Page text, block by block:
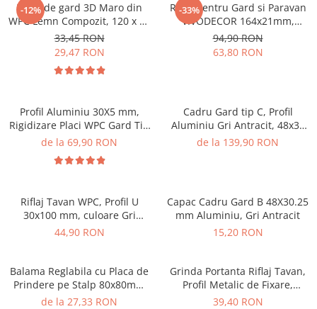
-12%
Placă de gard 3D Maro din
WPC Lemn Compozit, 120 x 20
mm,1 ml
33,45 RON
29,47 RON
-33%
Riflaj pentru Gard si Paravan
VIVODECOR 164x21mm,
Lungime 2 m, Riflaj cu Fata
Dubla Gri Antracit din WPC
Lemn Compozit .
94,90 RON
63,80 RON
Profil Aluminiu 30X5 mm,
Rigidizare Placi WPC Gard Tip
L, Lungime 1,46 m
de la 69,90 RON
Cadru Gard tip C, Profil
Aluminiu Gri Antracit, 48x30
mm, Lungime 1.5 m
de la 139,90 RON
Riflaj Tavan WPC, Profil U
30x100 mm, culoare Gri
Antracit, Lungime 2.8m
44,90 RON
Capac Cadru Gard B 48X30.25
mm Aluminiu, Gri Antracit
15,20 RON
Balama Reglabila cu Placa de
Prindere pe Stalp 80x80mm
Surub 16 mm
de la 27,33 RON
Grinda Portanta Riflaj Tavan,
Profil Metalic de Fixare,
Lungime 3m
39,40 RON